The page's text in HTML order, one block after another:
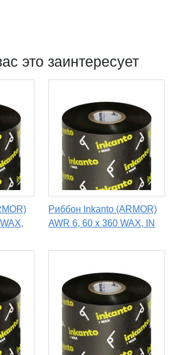
это заинтересует
Риббон Inkanto (ARMOR)
AWR 6, 60 х 360 WAX, IN